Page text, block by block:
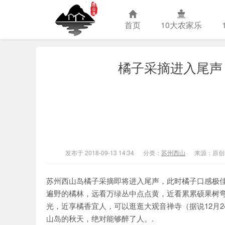
首页 10大农家乐
橘子采摘进入尾
发布于 2018-09-13 14:34 分类： 苏州西山 来源：原创
苏州西山岛橘子采摘即将进入尾声，此时橘子口感
遍野的橘林，远看万绿丛中点点黄，近看累累硕果
光，近享橘香宜人，可以逛逛大观音禅寺（据说12
山岛的秋天，绝对能够醉了人。.